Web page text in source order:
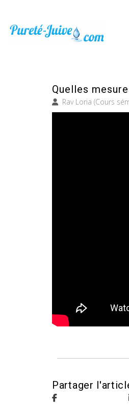
Quelles
Rav Loria (Cours
Partager